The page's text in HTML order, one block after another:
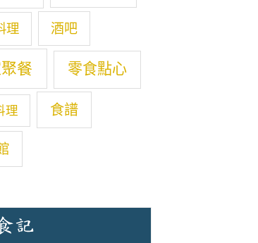
理 酒吧
餐 零食點心
理 食譜